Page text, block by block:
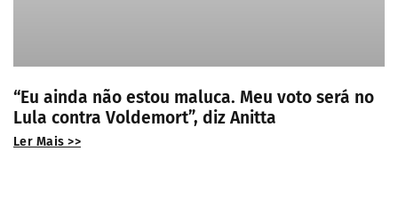
“Eu ainda não estou maluca. Meu voto será no
Lula contra Voldemort”, diz Anitta
Ler Mais >>